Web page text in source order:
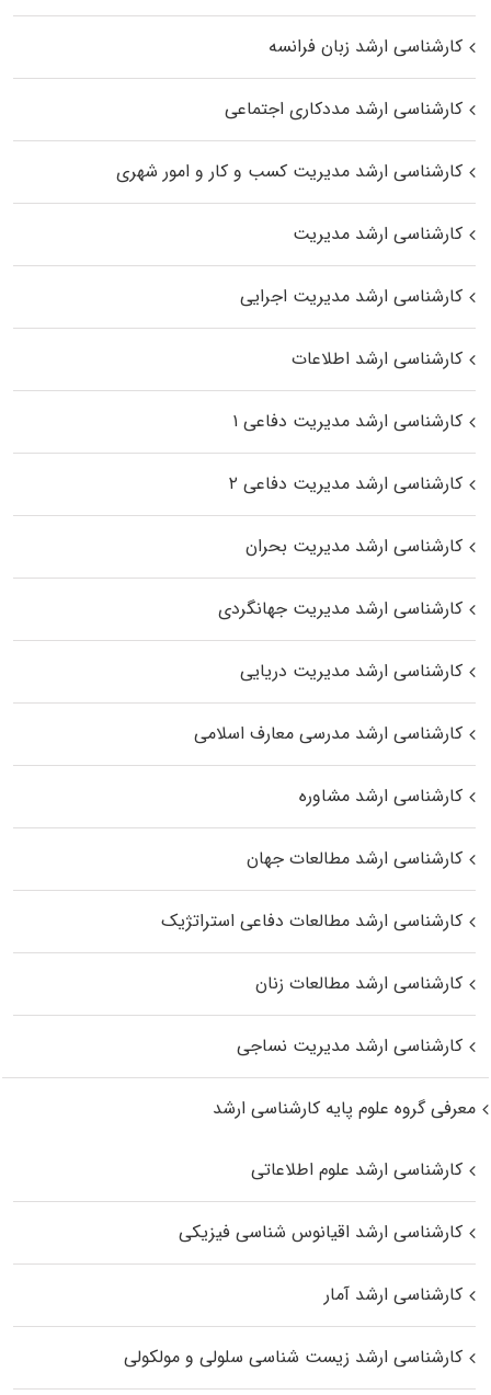
کارشناسی ارشد زبان فرانسه
کارشناسی ارشد مددکاری اجتماعی
کارشناسی ارشد مدیریت کسب و کار و امور شهری
کارشناسی ارشد مدیریت
کارشناسی ارشد مدیریت اجرایی
کارشناسی ارشد اطلاعات
کارشناسی ارشد مدیریت دفاعی ۱
کارشناسی ارشد مدیریت دفاعی ۲
کارشناسی ارشد مدیریت بحران
کارشناسی ارشد مدیریت جهانگردی
کارشناسی ارشد مدیریت دریایی
کارشناسی ارشد مدرسی معارف اسلامی
کارشناسی ارشد مشاوره
کارشناسی ارشد مطالعات جهان
کارشناسی ارشد مطالعات دفاعی استراتژیک
کارشناسی ارشد مطالعات زنان
کارشناسی ارشد مدیریت نساجی
معرفی گروه علوم پایه کارشناسی ارشد
کارشناسی ارشد علوم اطلاعاتی
کارشناسی ارشد اقیانوس‌ شناسی فیزیکی
کارشناسی ارشد آمار
کارشناسی ارشد زیست شناسی سلولی و مولکولی